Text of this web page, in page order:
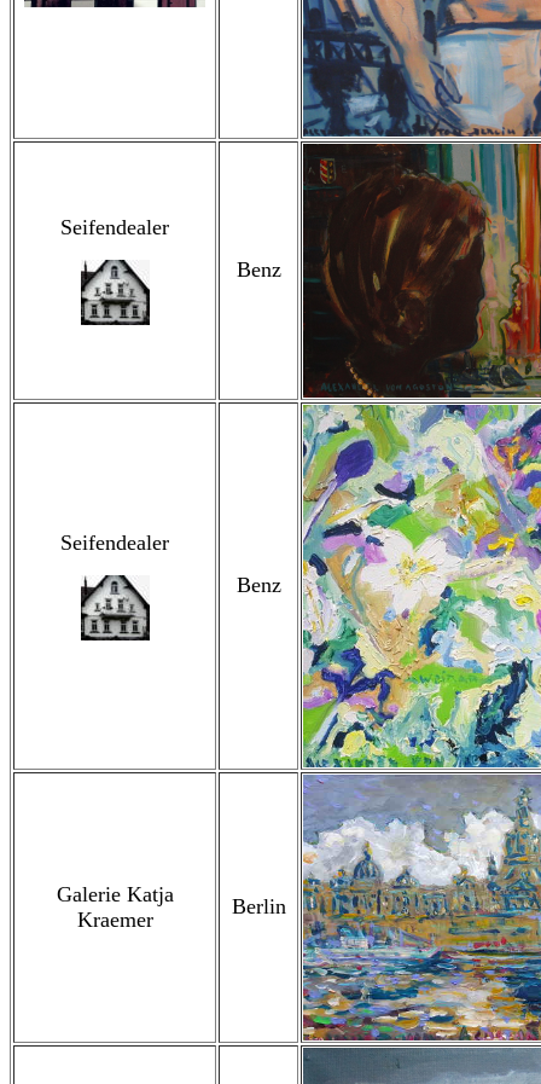
Seifendealer
Benz
Seifendealer
Benz
Galerie Katja
Kraemer
Berlin